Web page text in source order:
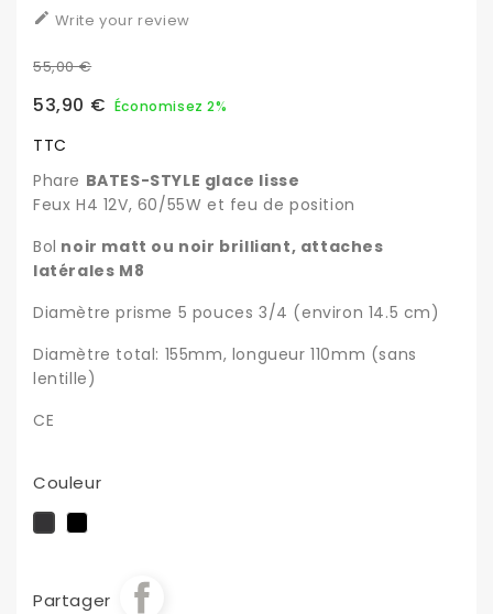
 Write your review
55,00 €
53,90 € Économisez 2%
TTC
Phare BATES-STYLE glace lisse
Feux H4 12V, 60/55W et feu de position
Bol noir matt ou noir brilliant, attaches
latérales M8
Diamètre prisme 5 pouces 3/4 (environ 14.5 cm)
Diamètre total: 155mm, longueur 110mm (sans
lentille)
CE
Couleur
Noir
Noir
Partager